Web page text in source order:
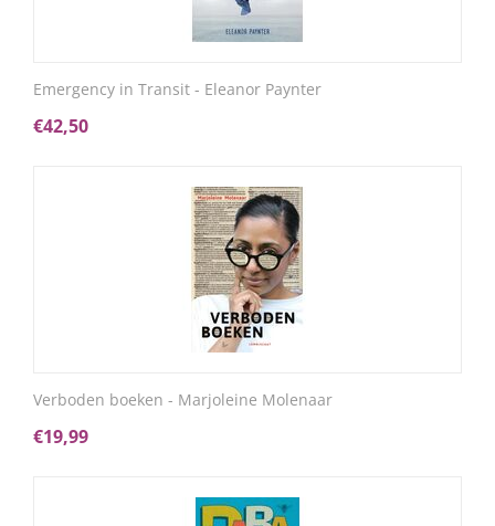
Emergency in Transit - Eleanor Paynter
€42,50
Verboden boeken - Marjoleine Molenaar
€19,99